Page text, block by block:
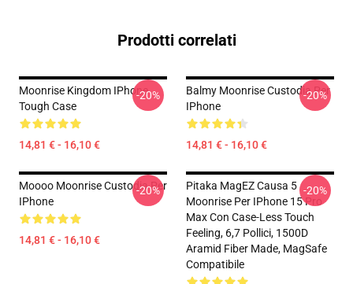
Prodotti correlati
Moonrise Kingdom IPhone
Tough Case
14,81 € - 16,10 €
-20%
Balmy Moonrise Custodia Per
IPhone
14,81 € - 16,10 €
-20%
Moooo Moonrise Custodia Per
IPhone
14,81 € - 16,10 €
-20%
Pitaka MagEZ Causa 5
Moonrise Per IPhone 15 Pro
Max Con Case-Less Touch
Feeling, 6,7 Pollici, 1500D
Aramid Fiber Made, MagSafe
Compatibile
-20%